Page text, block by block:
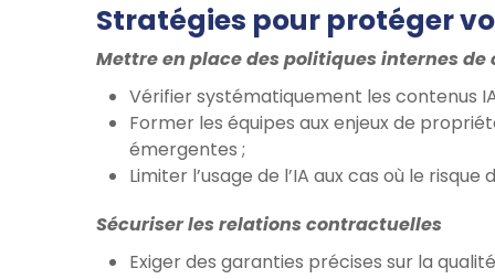
Stratégies pour protéger
Mettre en place des politiques internes
Vérifier systématiquement les contenus
Former les équipes aux enjeux de
émergentes ;
Limiter l’usage de l’IA aux cas où le
Sécuriser les relations contractuelles
Exiger des garanties précises sur la